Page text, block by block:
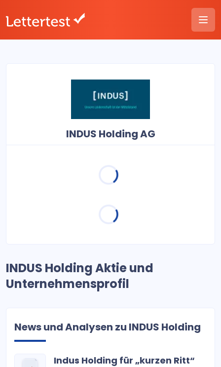
INDUS Holding AG
INDUS Holding Aktie und
Unternehmensprofil
News und Analysen zu INDUS Holding
Indus Holding für „kurzen Ritt“